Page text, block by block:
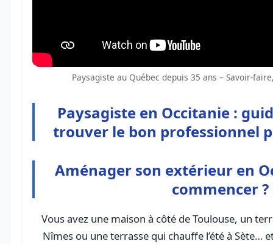
Paysagiste au Québec depuis 35 ans – Savoir-
Paysagiste en Occitanie :
trouver le bon professionnel
Aménager son extérieur en
commencer ?
Vous avez une maison à côté de Toulouse, un
Nîmes ou une terrasse qui chauffe l’été à Sète…